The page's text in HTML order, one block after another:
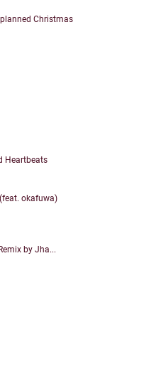
Christmas
Heartbeats
okafuwa)
by Jha...